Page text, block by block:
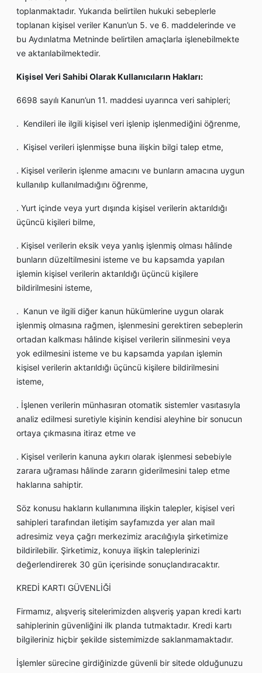
toplanmaktadır. Yukarıda belirtilen hukuki sebeplerle
toplanan kişisel veriler Kanun’un 5. ve 6. maddelerinde ve
bu Aydınlatma Metninde belirtilen amaçlarla işlenebilmekte
ve aktarılabilmektedir.
Kişisel Veri Sahibi Olarak Kullanıcıların Hakları:
6698 sayılı Kanun’un 11. maddesi uyarınca veri sahipleri;
. Kendileri ile ilgili kişisel veri işlenip işlenmediğini öğrenme,
. Kişisel verileri işlenmişse buna ilişkin bilgi talep etme,
. Kişisel verilerin işlenme amacını ve bunların amacına uygun
kullanılıp kullanılmadığını öğrenme,
. Yurt içinde veya yurt dışında kişisel verilerin aktarıldığı
üçüncü kişileri bilme,
. Kişisel verilerin eksik veya yanlış işlenmiş olması hâlinde
bunların düzeltilmesini isteme ve bu kapsamda yapılan
işlemin kişisel verilerin aktarıldığı üçüncü kişilere
bildirilmesini isteme,
. Kanun ve ilgili diğer kanun hükümlerine uygun olarak
işlenmiş olmasına rağmen, işlenmesini gerektiren sebeplerin
ortadan kalkması hâlinde kişisel verilerin silinmesini veya
yok edilmesini isteme ve bu kapsamda yapılan işlemin
kişisel verilerin aktarıldığı üçüncü kişilere bildirilmesini
isteme,
. İşlenen verilerin münhasıran otomatik sistemler vasıtasıyla
analiz edilmesi suretiyle kişinin kendisi aleyhine bir sonucun
ortaya çıkmasına itiraz etme ve
. Kişisel verilerin kanuna aykırı olarak işlenmesi sebebiyle
zarara uğraması hâlinde zararın giderilmesini talep etme
haklarına sahiptir.
Söz konusu hakların kullanımına ilişkin talepler, kişisel veri
sahipleri tarafından iletişim sayfamızda yer alan mail
adresimiz veya çağrı merkezimiz aracılığıyla şirketimize
bildirilebilir. Şirketimiz, konuya ilişkin taleplerinizi
değerlendirerek 30 gün içerisinde sonuçlandıracaktır.
KREDİ KARTI GÜVENLİĞİ
Firmamız, alışveriş sitelerimizden alışveriş yapan kredi kartı
sahiplerinin güvenliğini ilk planda tutmaktadır. Kredi kartı
bilgileriniz hiçbir şekilde sistemimizde saklanmamaktadır.
İşlemler sürecine girdiğinizde güvenli bir sitede olduğunuzu